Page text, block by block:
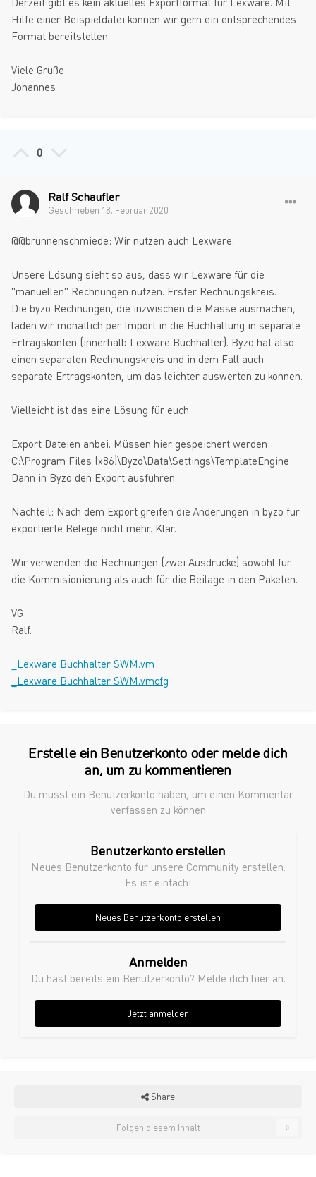
Hilfe einer Beispieldatei können wir gern ein entsprechendes
Format bereitstellen.
Viele Grüße
Johannes
0
Ralf Schaufler
Geschrieben 18. Februar 2020
@@brunnenschmiede: Wir nutzen auch Lexware.
Unsere Lösung sieht so aus, dass wir Lexware für die
"manuellen" Rechnungen nutzen. Erster Rechnungskreis.
Die byzo Rechnungen, die inzwischen die Masse ausmachen,
laden wir monatlich per Import in die Buchhaltung in separate
Ertragskonten (innerhalb Lexware Buchhalter). Byzo hat also
einen separaten Rechnungskreis und in dem Fall auch
separate Ertragskonten, um das leichter auswerten zu können.
Vielleicht ist das eine Lösung für euch.
Export Dateien anbei. Müssen hier gespeichert werden:
C:\Program Files (x86)\Byzo\Data\Settings\TemplateEngine
Dann in Byzo den Export ausführen.
Nachteil: Nach dem Export greifen die Änderungen in byzo für
exportierte Belege nicht mehr. Klar.
Wir verwenden die Rechnungen (zwei Ausdrucke) sowohl für
die Kommisionierung als auch für die Beilage in den Paketen.
VG
Ralf.
_Lexware Buchhalter SWM.vm
_Lexware Buchhalter SWM.vmcfg
Erstelle ein Benutzerkonto oder melde dich
an, um zu kommentieren
Du musst ein Benutzerkonto haben, um einen Kommentar
verfassen zu können
Benutzerkonto erstellen
Neues Benutzerkonto für unsere Community erstellen.
Es ist einfach!
Neues Benutzerkonto erstellen
Anmelden
Du hast bereits ein Benutzerkonto? Melde dich hier an.
Jetzt anmelden
Share
Folgen diesem Inhalt 0